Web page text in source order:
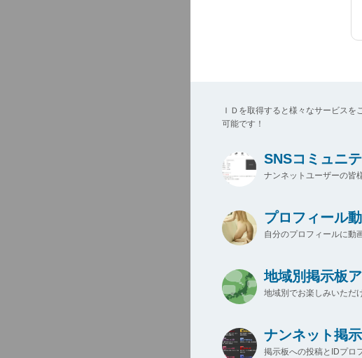
ＩＤを取得すると様々なサービス
可能です！
SNSコミュニ
ナンネットユーザーの皆
プロフィール
自分のプロフィールに動
地域別掲示板
地域別でお楽しみいただ
ナンネット掲
掲示板への投稿とIDプロ